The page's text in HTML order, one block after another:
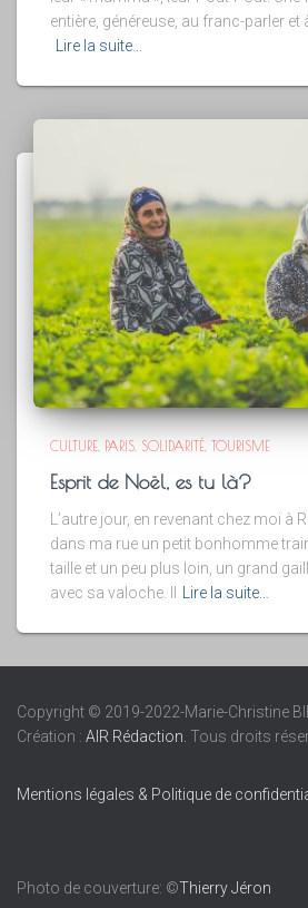
entière, généreuse, au franc-parler et
Lire la suite…
CULTURE PARIS SOLIDARITÉ TOURISME
Esprit de Noël, es tu là?
L’autre jour, en revenant chez moi à
dans ma rue un petit bonhomme
taille et un peu plus loin, un grand
avec sa valoche. Il
Lire la suite…
Copyright © 2019-2022-Marie-Christine
Création : AIR Rédaction. Tous droits
Mentions légales & Politique de
Photo de couverture: ©Thierry Jéron